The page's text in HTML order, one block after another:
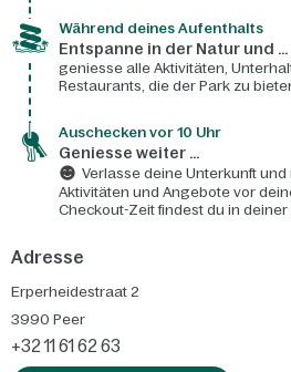
Während deines Aufenthalts
Entspanne in der Natur und ...
geniesse alle Aktivitäten,
Restaurants, die der Park zu
Auschecken vor 10 Uhr
Geniesse weiter ...
Verlasse deine Unterkunft
Aktivitäten und Angebote vor
Checkout-Zeit findest du in deiner
Adresse
Erperheidestraat 2
3990 Peer
+32 11 61 62 63